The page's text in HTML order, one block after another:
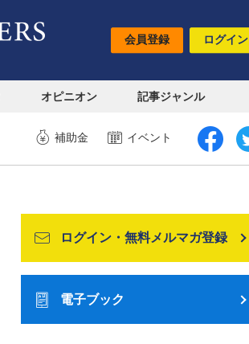
会員登録 ログイン
オピニオン 記事ジャンル
補助金 イベント
ログイン・無料メルマガ登録
電子ブック